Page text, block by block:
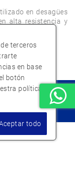
en desagües
alta resistencia y
terceros
en base
botón
política
todo